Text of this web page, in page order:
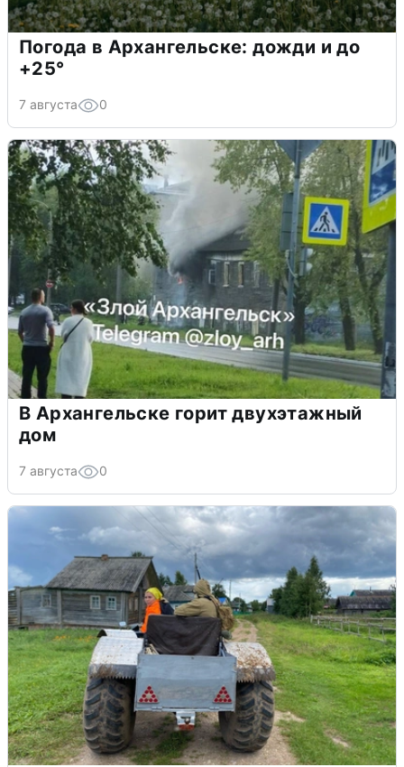
Погода в Архангельске: дожди и до
+25°
7 августа 0
В Архангельске горит двухэтажный
дом
7 августа 0